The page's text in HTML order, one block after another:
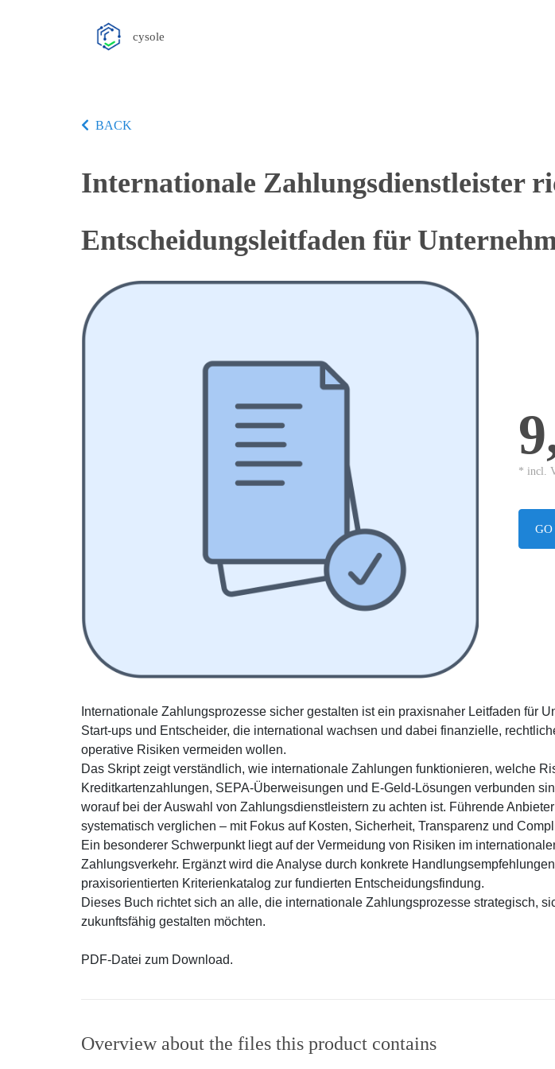
cysole
BACK
Internationale Zahlungsdienstleister
Entscheidungsleitfaden für
* incl.
Internationale Zahlungsprozesse sicher gestalten ist ein praxisnaher Leitfaden für
Start-ups und Entscheider, die international wachsen und dabei finanzielle,
operative Risiken vermeiden wollen.
Das Skript zeigt verständlich, wie internationale Zahlungen funktionieren, welche
Kreditkartenzahlungen, SEPA-Überweisungen und E-Geld-Lösungen verbunden
worauf bei der Auswahl von Zahlungsdienstleistern zu achten ist. Führende
systematisch verglichen – mit Fokus auf Kosten, Sicherheit, Transparenz und
Ein besonderer Schwerpunkt liegt auf der Vermeidung von Risiken im
Zahlungsverkehr. Ergänzt wird die Analyse durch konkrete
praxisorientierten Kriterienkatalog zur fundierten Entscheidungsfindung.
Dieses Buch richtet sich an alle, die internationale Zahlungsprozesse strategisch,
zukunftsfähig gestalten möchten.
PDF-Datei zum Download.
Overview about the files this product contains